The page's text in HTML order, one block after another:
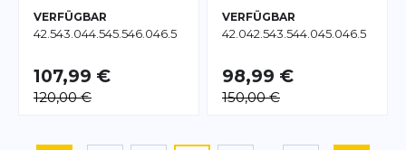
VERFÜGBAR
42.543.044.545.546.046.5
107,99 €
120,00 €
VERFÜGBAR
42.042.543.544.045.046.5
98,99 €
150,00 €